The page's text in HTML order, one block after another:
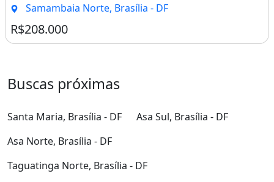
Samambaia Norte, Brasília - DF
R$208.000
Buscas próximas
Santa Maria, Brasília - DF
Asa Sul, Brasília - DF
Asa Norte, Brasília - DF
Taguatinga Norte, Brasília - DF